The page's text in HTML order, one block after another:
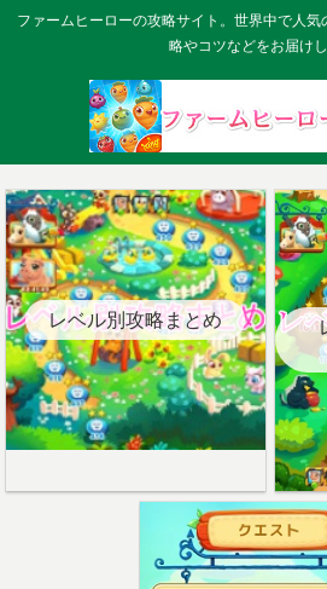
ファームヒーローの攻略サイト。世界中で人
略やコツなどをお届けし
レベル別攻略まとめ